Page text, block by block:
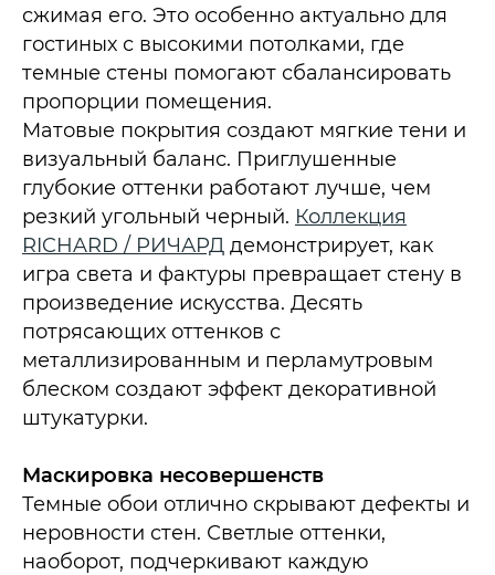
сжимая его. Это особенно актуально для
гостиных с высокими потолками, где
темные стены помогают сбалансировать
пропорции помещения.​
Матовые покрытия создают мягкие тени и
визуальный баланс. Приглушенные
глубокие оттенки работают лучше, чем
резкий угольный черный. Коллекция
RICHARD / РИЧАРД демонстрирует, как
игра света и фактуры превращает стену в
произведение искусства. Десять
потрясающих оттенков с
металлизированным и перламутровым
блеском создают эффект декоративной
штукатурки.
Маскировка несовершенств
Темные обои отлично скрывают дефекты и
неровности стен. Светлые оттенки,
наоборот, подчеркивают каждую